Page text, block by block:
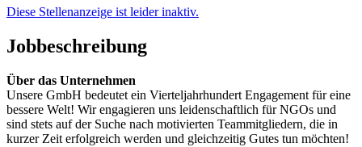
Diese Stellenanzeige ist leider inaktiv.
Jobbeschreibung
Über das Unternehmen
Unsere GmbH bedeutet ein Vierteljahrhundert Engagement für eine
bessere Welt! Wir engagieren uns leidenschaftlich für NGOs und
sind stets auf der Suche nach motivierten Teammitgliedern, die in
kurzer Zeit erfolgreich werden und gleichzeitig Gutes tun möchten!